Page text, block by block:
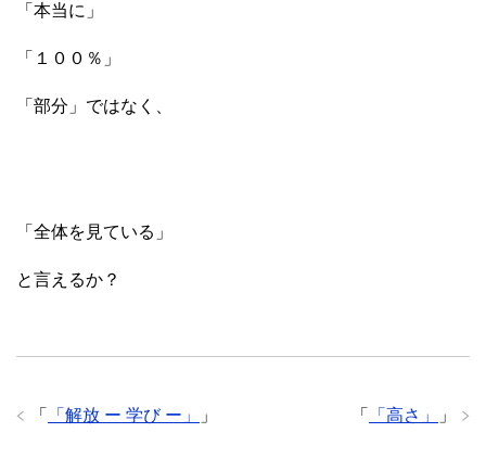
「本当に」
「１００％」
「部分」ではなく、
「全体を見ている」
と言えるか？
「 「高さ」 」
「 「解放 ー 学び ー」 」